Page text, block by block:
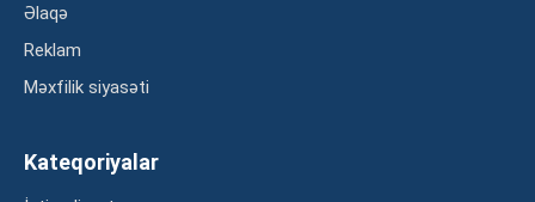
Əlaqə
Reklam
Məxfilik siyasəti
Kateqoriyalar